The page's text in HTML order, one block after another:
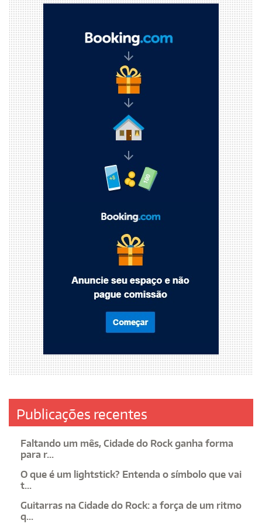
Publicações recentes
Faltando um mês, Cidade do Rock ganha forma
para r...
O que é um lightstick? Entenda o símbolo que vai
t...
Guitarras na Cidade do Rock: a força de um ritmo
q...